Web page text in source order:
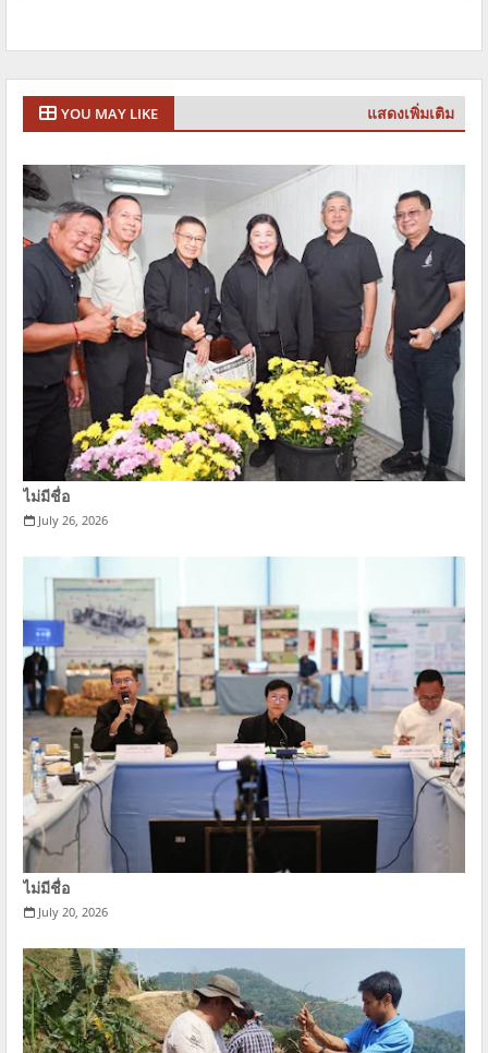
YOU MAY LIKE แสดงเพิ่มเติม
ไม่มีชื่อ
July 26, 2026
ไม่มีชื่อ
July 20, 2026